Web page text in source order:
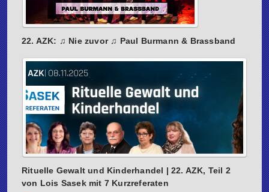
22. AZK: ♫ Nie zuvor ♫ Paul Burmann & Brassband
Rituelle Gewalt und Kinderhandel | 22. AZK, Teil 2
von Lois Sasek mit 7 Kurzreferaten